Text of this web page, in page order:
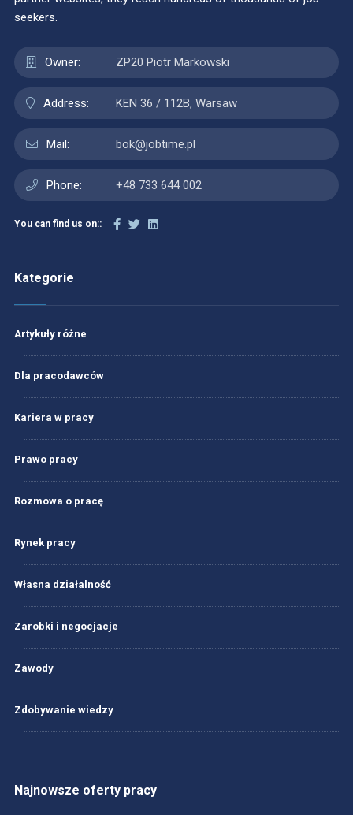
seekers.
Owner: ZP20 Piotr Markowski
Address: KEN 36 / 112B, Warsaw
Mail: bok@jobtime.pl
Phone: +48 733 644 002
You can find us on::
Kategorie
Artykuły różne
Dla pracodawców
Kariera w pracy
Prawo pracy
Rozmowa o pracę
Rynek pracy
Własna działalność
Zarobki i negocjacje
Zawody
Zdobywanie wiedzy
Najnowsze oferty pracy